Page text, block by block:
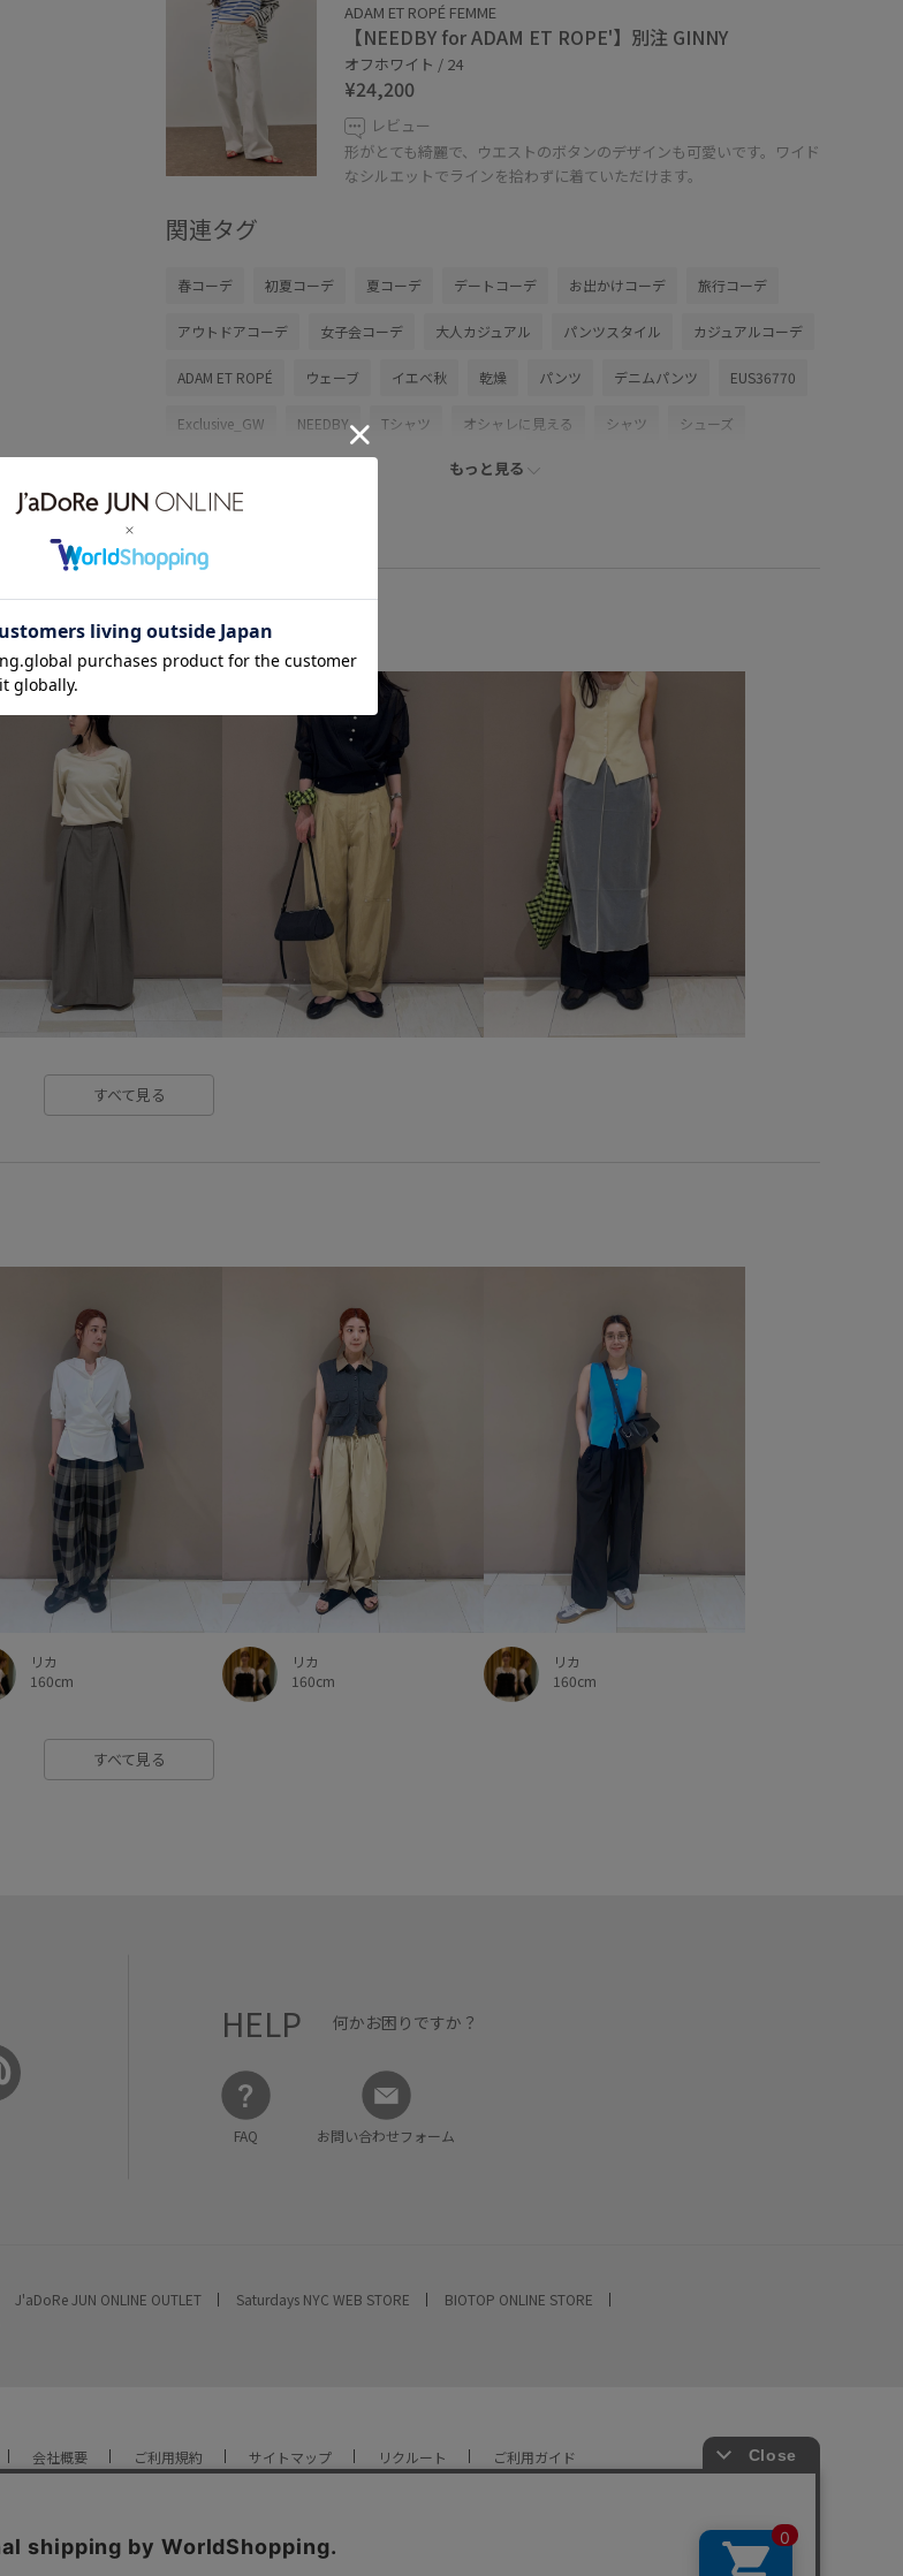
ADAM ET ROPÉ FEMME
【NEEDBY for ADAM ET ROPE'】別注 GINNY
オフホワイト / 24
¥24,200
レビュー
形がとても綺麗で、ウエストのボタンのデザインも可愛いです。ワイド
なシルエットでラインを拾わずに着ていただけます。
関連タグ
春コーデ 初夏コーデ 夏コーデ デートコーデ お出かけコーデ 旅行コーデ
アウトドアコーデ 女子会コーデ 大人カジュアル パンツスタイル カジュアルコーデ
ADAM ET ROPÉ ウェーブ イエベ秋 乾燥 パンツ デニムパンツ EUS36770
Exclusive_GW NEEDBY Tシャツ オシャレに見える シャツ シューズ
スニーカー バランスが良い
ユーズド加工
もっと見る
すべて見る
リカ
160cm
リカ
160cm
リカ
160cm
すべて見る
HELP 何かお困りですか？
FAQ お問い合わせフォーム
J'aDoRe JUN ONLINE OUTLET Saturdays NYC WEB STORE
BIOTOP ONLINE STORE
会社概要 ご利用規約 サイトマップ リクルート ご利用ガイド
YOU ARE CULTURE.